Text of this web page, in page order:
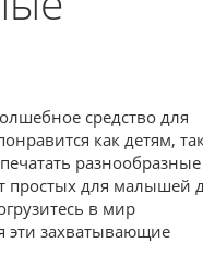
средство для
как детям,
разнообразные
простых для малышей
в мир
эти захватывающие